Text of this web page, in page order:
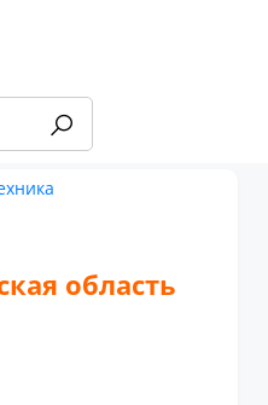
область